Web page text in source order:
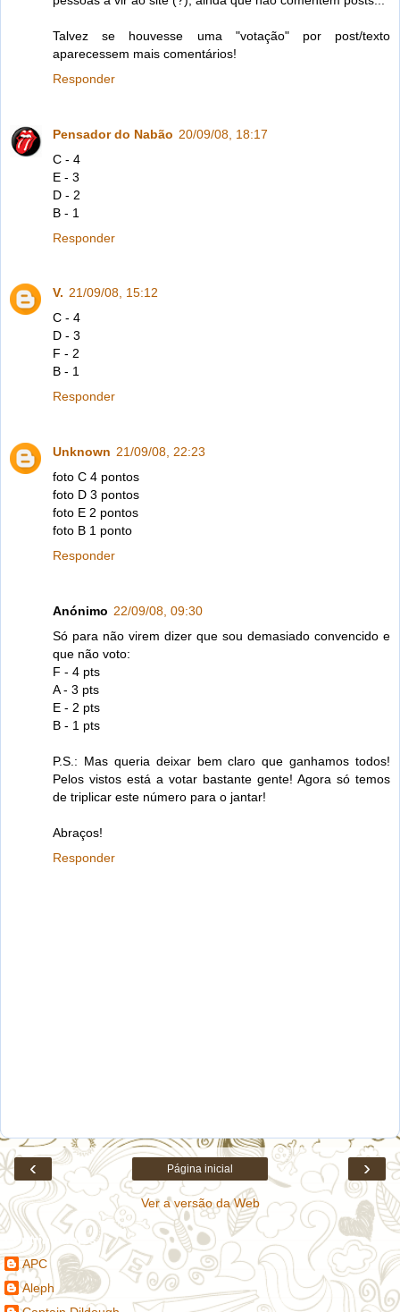
Talvez se houvesse uma "votação" por post/texto
aparecessem mais comentários!
Responder
Pensador do Nabão 20/09/08, 18:17
C - 4
E - 3
D - 2
B - 1
Responder
V. 21/09/08, 15:12
C - 4
D - 3
F - 2
B - 1
Responder
Unknown 21/09/08, 22:23
foto C 4 pontos
foto D 3 pontos
foto E 2 pontos
foto B 1 ponto
Responder
Anónimo 22/09/08, 09:30
Só para não virem dizer que sou demasiado convencido e
que não voto:
F - 4 pts
A - 3 pts
E - 2 pts
B - 1 pts
P.S.: Mas queria deixar bem claro que ganhamos todos!
Pelos vistos está a votar bastante gente! Agora só temos
de triplicar este número para o jantar!
Abraços!
Responder
‹ ›
Página inicial
Ver a versão da Web
Contribuidores
APC
Aleph